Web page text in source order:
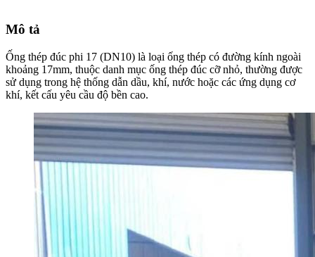
Mô tả
Ống thép đúc phi 17 (DN10) là loại ống thép có đường kính ngoài
khoảng 17mm, thuộc danh mục ống thép đúc cỡ nhỏ, thường được
sử dụng trong hệ thống dẫn dầu, khí, nước hoặc các ứng dụng cơ
khí, kết cấu yêu cầu độ bền cao.